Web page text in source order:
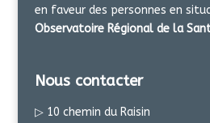
en faveur des personnes en
Observatoire Régional de la
Nous contacter
▷ 10 chemin du Raisin